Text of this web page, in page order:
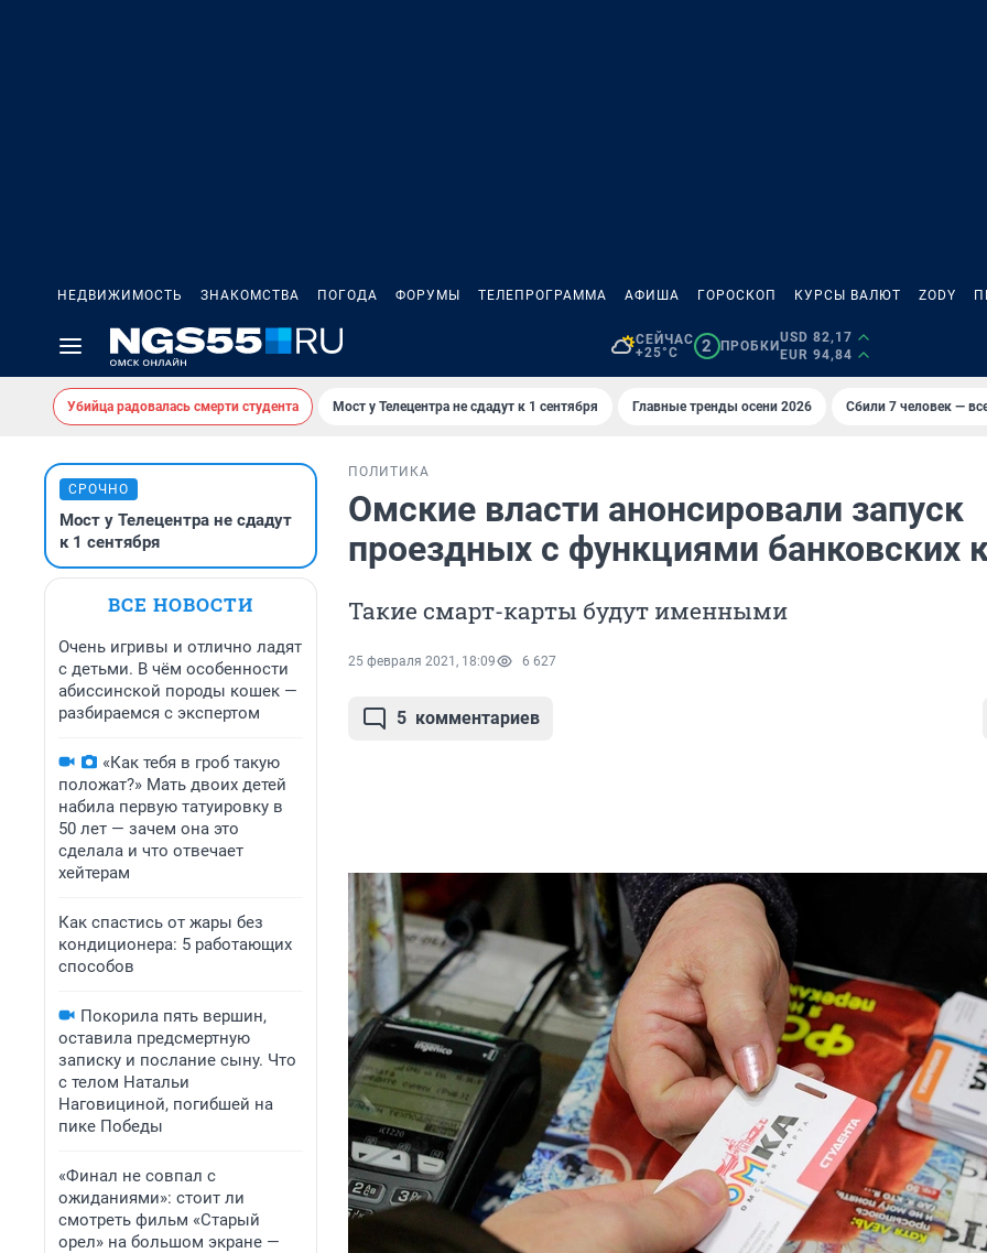
НЕДВИЖИМОСТЬ ЗНАКОМСТВА ПОГОДА ФОРУМЫ ТЕЛЕПРОГРАММА АФИША ГОРОСКОП КУРСЫ ВАЛЮТ ZODY
СЕЙЧАС
+25°C
2 ПРОБКИ
USD 82,17
EUR 94,84
Убийца радовалась смерти студента Мост у Телецентра не сдадут к 1 сентября Главные тренды осени 2026 Сбили 7 человек —
СРОЧНО
Мост у Телецентра не сдадут
к 1 сентября
ВСЕ НОВОСТИ
Очень игривы и отлично ладят
с детьми. В чём особенности
абиссинской породы кошек —
разбираемся с экспертом
«Как тебя в гроб такую
положат?» Мать двоих детей
набила первую татуировку в
50 лет — зачем она это
сделала и что отвечает
хейтерам
Как спастись от жары без
кондиционера: 5 работающих
способов
Покорила пять вершин,
оставила предсмертную
записку и послание сыну. Что
с телом Натальи
Наговициной, погибшей на
пике Победы
«Финал не совпал с
ожиданиями»: стоит ли
смотреть фильм «Старый
орел» на большом экране —
ПОЛИТИКА
Омские власти анонсировали запуск
проездных с функциями банковских
Такие смарт-карты будут именными
25 февраля 2021, 18:09 6 627
5 комментариев